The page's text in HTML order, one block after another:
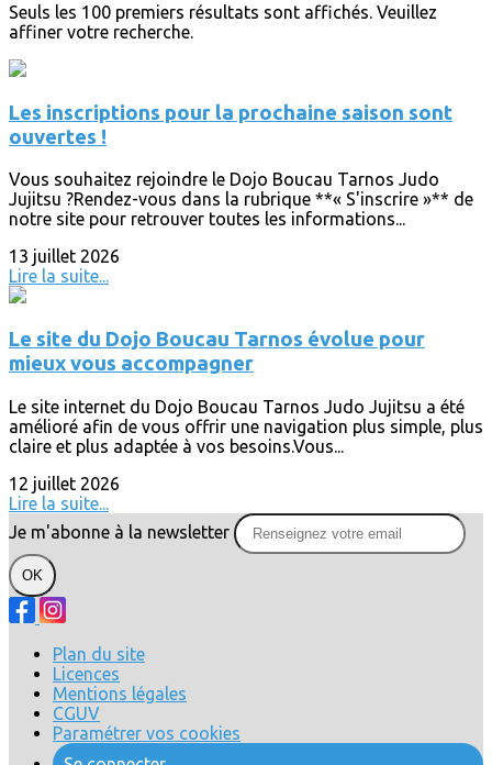
Seuls les 100 premiers résultats sont affichés. Veuillez
affiner votre recherche.
Les inscriptions pour la prochaine saison sont
ouvertes !
Vous souhaitez rejoindre le Dojo Boucau Tarnos Judo
Jujitsu ?Rendez-vous dans la rubrique **« S'inscrire »** de
notre site pour retrouver toutes les informations...
13 juillet 2026
Lire la suite...
Le site du Dojo Boucau Tarnos évolue pour
mieux vous accompagner
Le site internet du Dojo Boucau Tarnos Judo Jujitsu a été
amélioré afin de vous offrir une navigation plus simple, plus
claire et plus adaptée à vos besoins.Vous...
12 juillet 2026
Lire la suite...
Je m'abonne à la newsletter
OK
Plan du site
Licences
Mentions légales
CGUV
Paramétrer vos cookies